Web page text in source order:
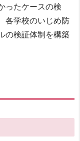
ったケースの検
各学校のいじめ防
の検証体制を構築